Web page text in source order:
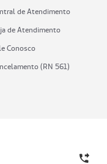
de Atendimento
de Atendimento
Conosco
(RN 561)